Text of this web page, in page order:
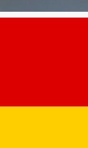
Informare Turistică)